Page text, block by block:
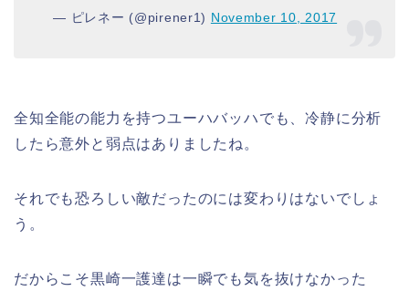
— ピレネー (@pirener1) November 10, 2017
全知全能の能力を持つユーハバッハでも、冷静に分析
したら意外と弱点はありましたね。
それでも恐ろしい敵だったのには変わりはないでしょ
う。
だからこそ黒崎一護達は一瞬でも気を抜けなかった